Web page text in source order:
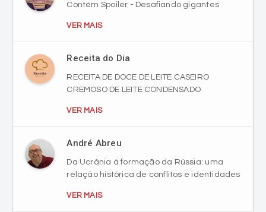
Contém Spoiler - Desafiando gigantes
VER MAIS
Receita do Dia
RECEITA DE DOCE DE LEITE CASEIRO
CREMOSO DE LEITE CONDENSADO
VER MAIS
André Abreu
Da Ucrânia à formação da Rússia: uma
relação histórica de conflitos e identidades
VER MAIS